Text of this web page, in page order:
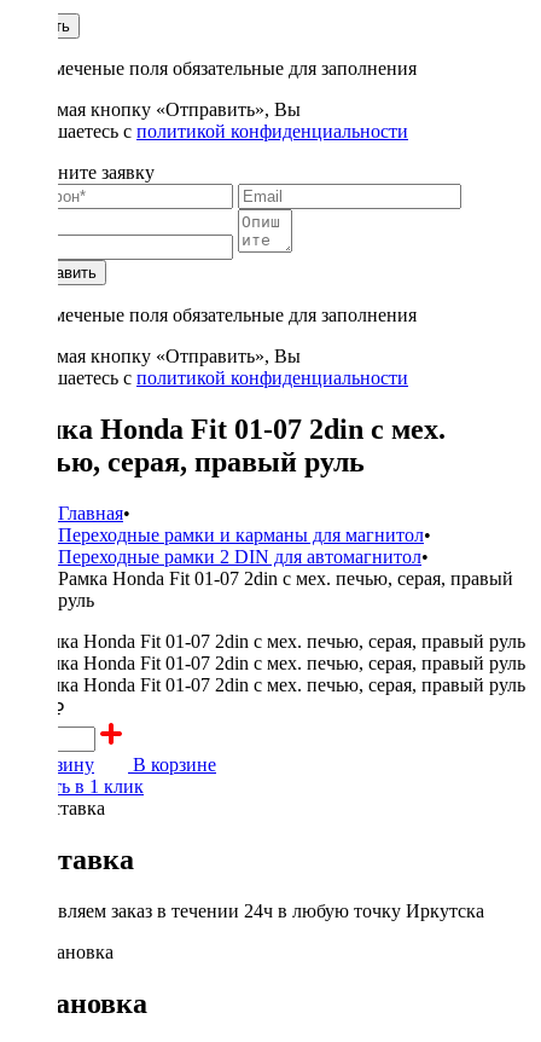
Купить
* - отмеченые поля обязательные для заполнения
Нажимая кнопку «Отправить», Вы
соглашаетесь с политикой конфиденциальности
Заполните заявку
Отправить
* - отмеченые поля обязательные для заполнения
Нажимая кнопку «Отправить», Вы
соглашаетесь с политикой конфиденциальности
Рамка Honda Fit 01-07 2din с мех.
печью, серая, правый руль
Главная•
Переходные рамки и карманы для магнитол•
Переходные рамки 2 DIN для автомагнитол•
Рамка Honda Fit 01-07 2din с мех. печью, серая, правый
руль
2700 ₽
В корзину
В корзине
Купить в 1 клик
Доставка
Доставляем заказ в течении 24ч в любую точку Иркутска
Установка